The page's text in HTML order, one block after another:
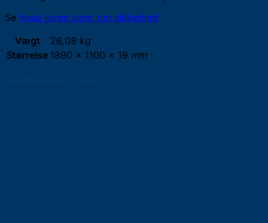
Se hvad loven siger om sikkerhed
Vægt
26,08 kg
Størrelse 1890 × 1100 × 19 mm